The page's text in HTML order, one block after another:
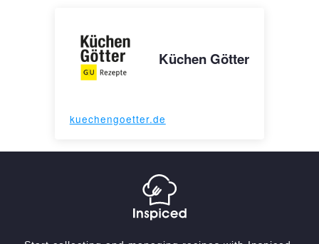
Küchen Götter
kuechengoetter.de